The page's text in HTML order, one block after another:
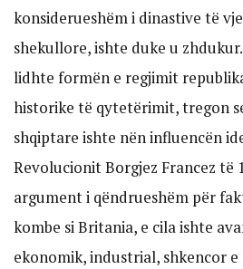
konsiderueshëm i dinastive të
shekullore, ishte duke u
lidhte formën e regjimit
historike të qytetërimit, tregon
shqiptare ishte nën influencën
Revolucionit Borgjez Francez të
argument i qëndrueshëm për
kombe si Britania, e cila ishte
ekonomik, industrial, shkencor